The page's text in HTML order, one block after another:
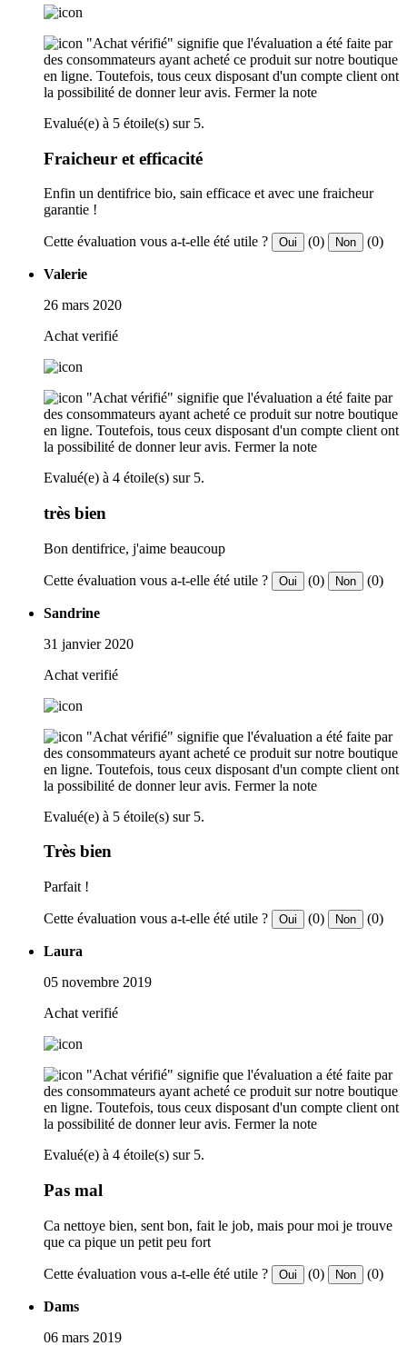
"Achat vérifié" signifie que l'évaluation a été faite par
des consommateurs ayant acheté ce produit sur notre boutique
en ligne. Toutefois, tous ceux disposant d'un compte client ont
la possibilité de donner leur avis. Fermer la note
Evalué(e) à 5 étoile(s) sur 5.
Fraicheur et efficacité
Enfin un dentifrice bio, sain efficace et avec une fraicheur
garantie !
Cette évaluation vous a-t-elle été utile ? Oui (0) Non (0)
Valerie
26 mars 2020
Achat verifié
"Achat vérifié" signifie que l'évaluation a été faite par
des consommateurs ayant acheté ce produit sur notre boutique
en ligne. Toutefois, tous ceux disposant d'un compte client ont
la possibilité de donner leur avis. Fermer la note
Evalué(e) à 4 étoile(s) sur 5.
très bien
Bon dentifrice, j'aime beaucoup
Cette évaluation vous a-t-elle été utile ? Oui (0) Non (0)
Sandrine
31 janvier 2020
Achat verifié
"Achat vérifié" signifie que l'évaluation a été faite par
des consommateurs ayant acheté ce produit sur notre boutique
en ligne. Toutefois, tous ceux disposant d'un compte client ont
la possibilité de donner leur avis. Fermer la note
Evalué(e) à 5 étoile(s) sur 5.
Très bien
Parfait !
Cette évaluation vous a-t-elle été utile ? Oui (0) Non (0)
Laura
05 novembre 2019
Achat verifié
"Achat vérifié" signifie que l'évaluation a été faite par
des consommateurs ayant acheté ce produit sur notre boutique
en ligne. Toutefois, tous ceux disposant d'un compte client ont
la possibilité de donner leur avis. Fermer la note
Evalué(e) à 4 étoile(s) sur 5.
Pas mal
Ca nettoye bien, sent bon, fait le job, mais pour moi je trouve
que ca pique un petit peu fort
Cette évaluation vous a-t-elle été utile ? Oui (0) Non (0)
Dams
06 mars 2019